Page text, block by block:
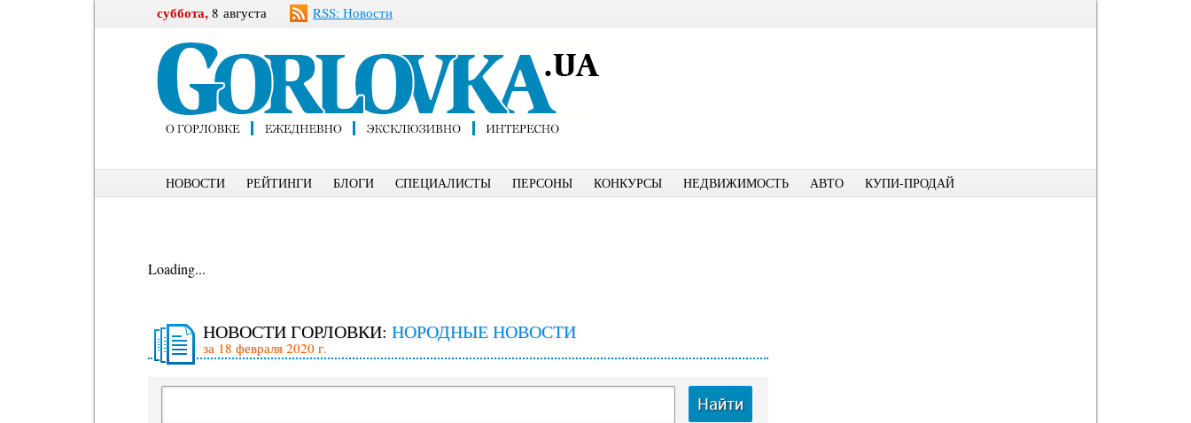
суббота, 8 августа RSS: Новости
НОВОСТИ РЕЙТИНГИ БЛОГИ СПЕЦИАЛИСТЫ ПЕРСОНЫ КОНКУРСЫ НЕДВИЖИМОСТЬ АВТО КУПИ-ПРОДАЙ
Loading...
НОВОСТИ ГОРЛОВКИ: НОРОДНЫЕ НОВОСТИ
за 18 февраля 2020 г.
Найти